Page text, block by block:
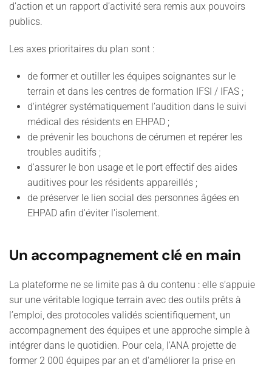
d’action et un rapport d’activité sera remis aux pouvoirs
publics.
Les axes prioritaires du plan sont :
de former et outiller les équipes soignantes sur le
terrain et dans les centres de formation IFSI / IFAS ;
d'intégrer systématiquement l’audition dans le suivi
médical des résidents en EHPAD ;
de prévenir les bouchons de cérumen et repérer les
troubles auditifs ;
d'assurer le bon usage et le port effectif des aides
auditives pour les résidents appareillés ;
de préserver le lien social des personnes âgées en
EHPAD afin d'éviter l'isolement.
Un accompagnement clé en main
La plateforme ne se limite pas à du contenu : elle s’appuie
sur une véritable logique terrain avec des outils prêts à
l’emploi, des protocoles validés scientifiquement, un
accompagnement des équipes et une approche simple à
intégrer dans le quotidien. Pour cela, l'ANA projette de
former 2 000 équipes par an et d'améliorer la prise en